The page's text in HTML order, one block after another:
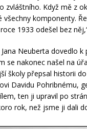
zvláštního. Když mě z
všechny komponenty.
1933 odešel bez
Neuberta dovedlo
se nakonec našel na
školy přepsal historii
Davidu Pohribnému,
ten ji upravil po
rok, než jsme ji dali